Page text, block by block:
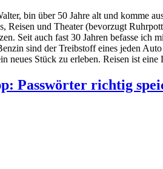
bin über 50 Jahre alt und komme
Reisen und Theater (bevorzugt
Seit auch fast 30 Jahren befasse
sind der Treibstoff eines jeden
neues Stück zu erleben. Reisen ist
Passwörter richtig